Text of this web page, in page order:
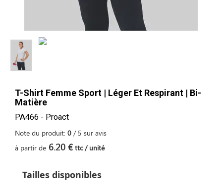
T-Shirt Femme Sport | Léger Et Respirant | Bi-
Matière
PA466 - Proact
Note du produit: 0 / 5 sur avis
à partir de 6.20 € ttc / unité
Tailles disponibles